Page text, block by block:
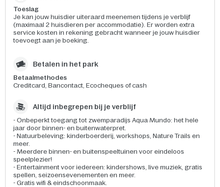
Toeslag
Je kan jouw huisdier uiteraard meenemen tijdens je verblijf
(maximaal 2 huisdieren per accommodatie). Er worden extra
service kosten in rekening gebracht wanneer je jouw huisdier
toevoegt aan je boeking.
Betalen in het park
Betaalmethodes
Creditcard, Bancontact, Ecocheques of cash
Altijd inbegrepen bij je verblijf
- Onbeperkt toegang tot zwemparadijs Aqua Mundo: het hele
jaar door binnen- en buitenwaterpret.
- Natuurbeleving: kinderboerderij, workshops, Nature Trails en
meer.
- Meerdere binnen- en buitenspeeltuinen voor eindeloos
speelplezier!
- Entertainment voor iedereen: kindershows, live muziek, gratis
spellen, seizoensevenementen en meer.
- Gratis wifi & eindschoonmaak.